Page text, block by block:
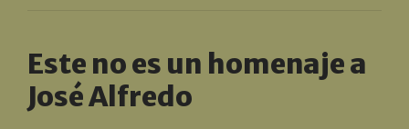
Este no es un homenaje a
José Alfredo